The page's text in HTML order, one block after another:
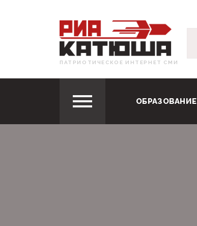
ПАТРИОТИЧЕСКОЕ ИНТЕРНЕТ СМИ
ОБРАЗОВАНИЕ